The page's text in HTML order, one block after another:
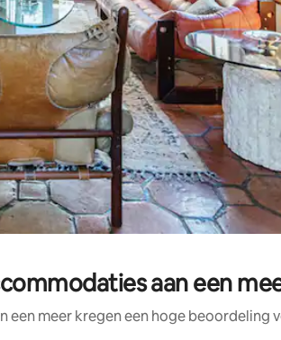
aan een
een meer kregen een hoge beoordeling